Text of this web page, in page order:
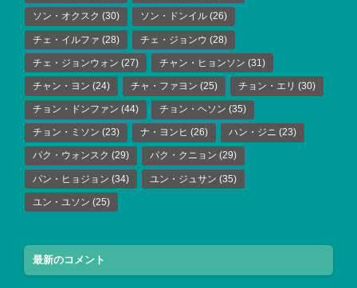
ソン・オクスク (30) ソン・ドンイル (26)
チェ・イルファ (28) チェ・ジョンウ (28)
チェ・ジョンウォン (27) チャン・ヒョンソン (31)
チャン・ヨン (24) チャ・ファヨン (25) チョン・エリ (30)
チョン・ドンファン (44) チョン・ヘソン (35)
チョン・ミソン (23) ナ・ヨンヒ (26) ハン・ジニ (23)
パク・ウォンスク (29) パク・クニョン (29)
パン・ヒョジョン (34) ユン・ジュサン (35)
ユン・ユソン (25)
最新のコメント